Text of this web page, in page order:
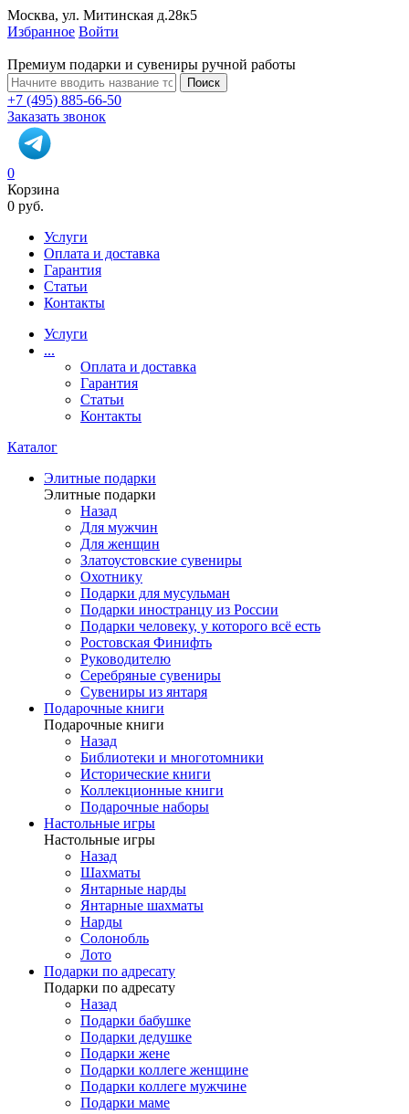
Москва, ул. Митинская д.28к5
Избранное Войти
Премиум подарки и сувениры ручной работы
Поиск
+7 (495) 885-66-50
Заказать звонок
0
Корзина
0 руб.
Услуги
Оплата и доставка
Гарантия
Статьи
Контакты
Услуги
...
Оплата и доставка
Гарантия
Статьи
Контакты
Каталог
Элитные подарки
Элитные подарки
Назад
Для мужчин
Для женщин
Златоустовские сувениры
Охотнику
Подарки для мусульман
Подарки иностранцу из России
Подарки человеку, у которого всё есть
Ростовская Финифть
Руководителю
Серебряные сувениры
Сувениры из янтаря
Подарочные книги
Подарочные книги
Назад
Библиотеки и многотомники
Исторические книги
Коллекционные книги
Подарочные наборы
Настольные игры
Настольные игры
Назад
Шахматы
Янтарные нарды
Янтарные шахматы
Нарды
Солонобль
Лото
Подарки по адресату
Подарки по адресату
Назад
Подарки бабушке
Подарки дедушке
Подарки жене
Подарки коллеге женщине
Подарки коллеге мужчине
Подарки маме